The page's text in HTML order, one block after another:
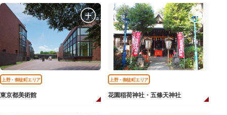
上野・御徒町エリア
東京都美術館
上野・御徒町エリア
花園稲荷神社・五條天神社